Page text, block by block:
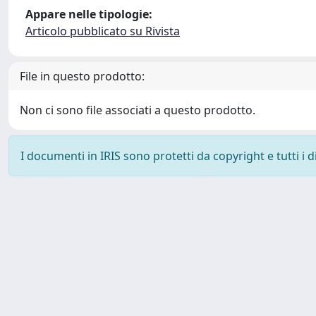
Appare nelle tipologie:
Articolo pubblicato su Rivista
File in questo prodotto:
Non ci sono file associati a questo prodotto.
I documenti in IRIS sono protetti da copyright e tutti i